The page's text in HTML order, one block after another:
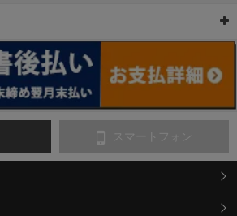
ンス
スマートフォン